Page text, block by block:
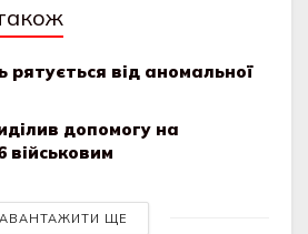
рятується від аномальної
допомогу на
військовим
ЩЕ